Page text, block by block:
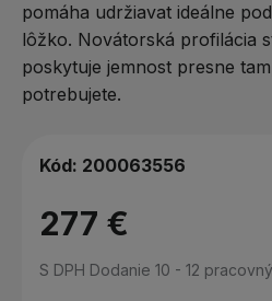
pomáha udržiavat ideálne
lôžko. Novátorská profilácia
poskytuje jemnost presne
potrebujete.
Kód: 200063556
277 €
S DPH Dodanie 10 - 12